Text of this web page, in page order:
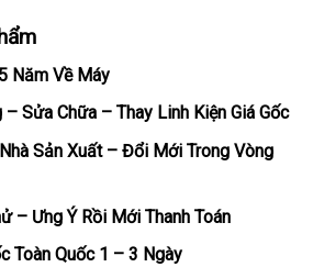
Năm Về Máy
Sửa Chữa – Thay Linh Kiện Giá Gốc
Sản Xuất – Đổi Mới Trong Vòng
– Ưng Ý Rồi Mới Thanh Toán
Toàn Quốc 1 – 3 Ngày